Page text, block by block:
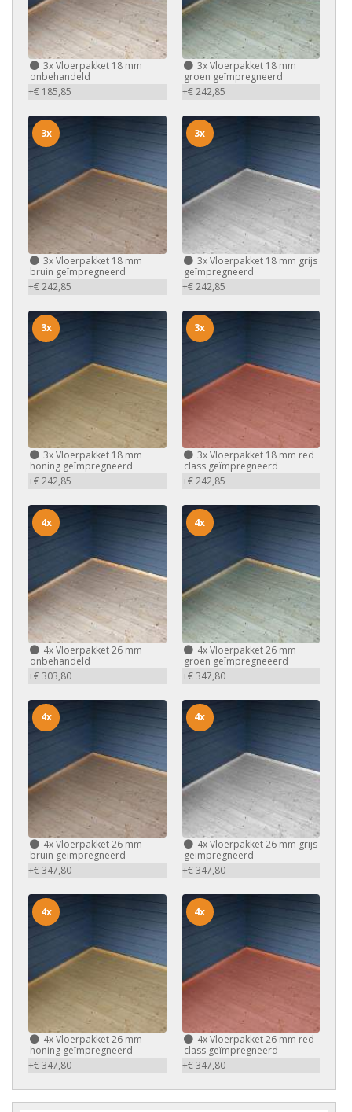
3xVloerpakket 18 mm
onbehandeld
+€ 185,85
3xVloerpakket 18 mm
groen geïmpregneerd
+€ 242,85
3xVloerpakket 18 mm
bruin geïmpregneerd
+€ 242,85
3x
3xVloerpakket 18 mm grijs
geïmpregneerd
+€ 242,85
3x
3xVloerpakket 18 mm
honing geïmpregneerd
+€ 242,85
3x
3xVloerpakket 18 mm red
class geïmpregneerd
+€ 242,85
3x
4xVloerpakket 26 mm
onbehandeld
+€ 303,80
4x
4xVloerpakket 26 mm
groen geïmpregneeerd
+€ 347,80
4x
4xVloerpakket 26 mm
bruin geïmpregneerd
+€ 347,80
4x
4xVloerpakket 26 mm grijs
geïmpregneerd
+€ 347,80
4x
4xVloerpakket 26 mm
honing geïmpregneerd
+€ 347,80
4x
4xVloerpakket 26 mm red
class geïmpregneerd
+€ 347,80
4x